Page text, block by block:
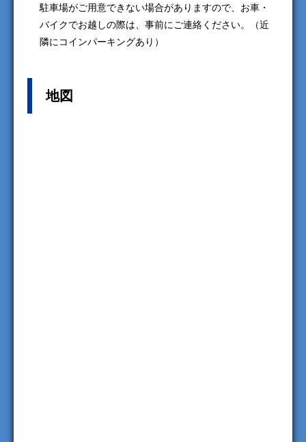
駐車場がご用意できない場合がありますので、お車・
バイクでお越しの際は、事前にご連絡ください。（近
隣にコインパーキングあり）
地図